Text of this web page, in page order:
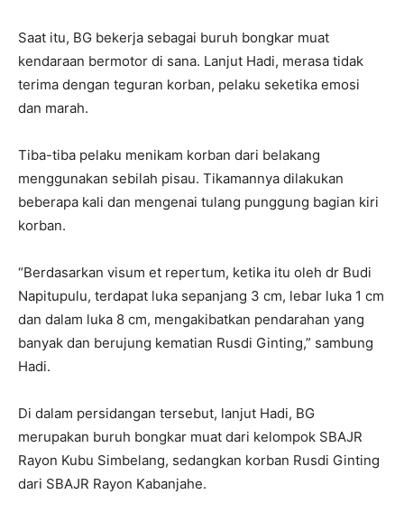
Saat itu, BG bekerja sebagai buruh bongkar muat
kendaraan bermotor di sana. Lanjut Hadi, merasa tidak
terima dengan teguran korban, pelaku seketika emosi
dan marah.
Tiba-tiba pelaku menikam korban dari belakang
menggunakan sebilah pisau. Tikamannya dilakukan
beberapa kali dan mengenai tulang punggung bagian kiri
korban.
“Berdasarkan visum et repertum, ketika itu oleh dr Budi
Napitupulu, terdapat luka sepanjang 3 cm, lebar luka 1 cm
dan dalam luka 8 cm, mengakibatkan pendarahan yang
banyak dan berujung kematian Rusdi Ginting,” sambung
Hadi.
Di dalam persidangan tersebut, lanjut Hadi, BG
merupakan buruh bongkar muat dari kelompok SBAJR
Rayon Kubu Simbelang, sedangkan korban Rusdi Ginting
dari SBAJR Rayon Kabanjahe.